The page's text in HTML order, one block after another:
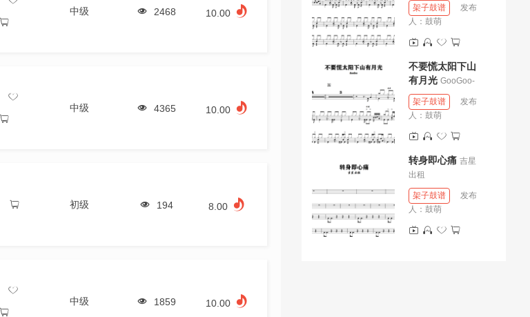
中级 2468 10.00
中级 4365 10.00
初级 194 8.00
中级 1859 10.00
架子鼓谱
发布
人： 鼓萌
不要慌太阳下山
有月光 GooGoo-
架子鼓谱
发布
人： 鼓萌
转身即心痛 吉星
出租
架子鼓谱
发布
人： 鼓萌